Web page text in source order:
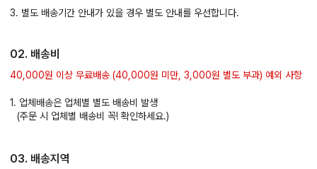
3. 별도 배송기간 안내가 있을 경우 별도 안내를 우선합니다.
02. 배송비
40,000원 이상 무료배송 (40,000원 미만, 3,000원 별도 부과) 예외 사항
1. 업체배송은 업체별 별도 배송비 발생
(주문 시 업체별 배송비 꼭! 확인하세요.)
03. 배송지역